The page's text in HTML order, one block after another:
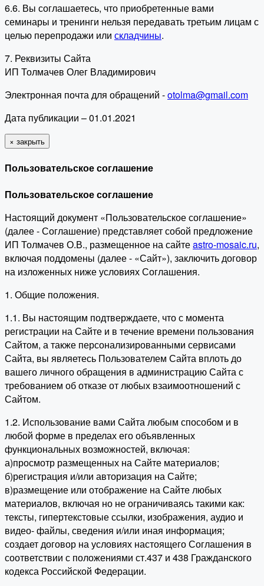
6.6. Вы соглашаетесь, что приобретенные вами
семинары и тренинги нельзя передавать третьим лицам с
целью перепродажи или складчины.
7. Реквизиты Сайта
ИП Толмачев Олег Владимирович
Электронная почта для обращений -otolma@gmail.com
Дата публикации – 01.01.2021
× закрыть
Пользовательское соглашение
Пользовательское соглашение
Настоящий документ «Пользовательское соглашение»
(далее - Соглашение) представляет собой предложение
ИП Толмачев О.В., размещенное на сайтеastro-mosaic.ru,
включая поддомены (далее - «Сайт»), заключить договор
на изложенных ниже условиях Соглашения.
1. Общие положения.
1.1. Вы настоящим подтверждаете, что с момента
регистрации на Сайте и в течение времени пользования
Сайтом, а также персонализированными сервисами
Сайта, вы являетесь Пользователем Сайта вплоть до
вашего личного обращения в администрацию Сайта с
требованием об отказе от любых взаимоотношений с
Сайтом.
1.2. Использование вами Сайта любым способом и в
любой форме в пределах его объявленных
функциональных возможностей, включая:
а)просмотр размещенных на Сайте материалов;
б)регистрация и/или авторизация на Сайте;
в)размещение или отображение на Сайте любых
материалов, включая но не ограничиваясь такими как:
тексты, гипертекстовые ссылки, изображения, аудио и
видео- файлы, сведения и/или иная информация;
создает договор на условиях настоящего Соглашения в
соответствии с положениями ст.437 и 438 Гражданского
кодекса Российской Федерации.